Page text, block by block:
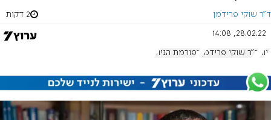
ד"ר שוקי פרידמן 2 דקות
28.02.22, 14:08
גיור ד"ר שוקי פרידמן רפורמת הגיור